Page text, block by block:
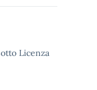
Licenza